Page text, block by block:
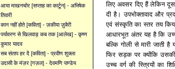
आया माखनचोर [सप्ताह का कार्टून] - अभिषेक
तिवारी
कान नहीं होते [कविता] - ज़कीया ज़ुबैरी
पर्यावरण से खिलवाड़ कब तक [आलेख] - कृष्ण
कुमार यादव
सब संताप हर दें [कविता] - प्रवीण शुक्ला
उदासी के मंज़र [गज़ल] - देवमणि पाण्डेय
लिए अवसर दिए हैं लेकिन
दी है। उपभोक्तावाद और
एवं संस्कृति का स्तर तय
आधारभूत अंतर यह है कि
बल्कि गोली से मारी जाती
फिर सड़क पर क्योंकि
उच्च वर्ग की स्त्रियों का